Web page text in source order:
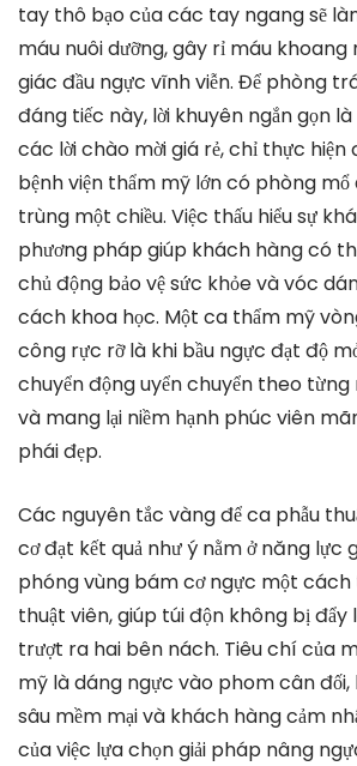
tay thô bạo của các tay ngang sẽ
máu nuôi dưỡng, gây rỉ máu khoang
giác đầu ngực vĩnh viễn. Để phòng
đáng tiếc này, lời khuyên ngắn gọn
các lời chào mời giá rẻ, chỉ thực hiện
bệnh viện thẩm mỹ lớn có phòng
trùng một chiều. Việc thấu hiểu sự
phương pháp giúp khách hàng có
chủ động bảo vệ sức khỏe và vóc
cách khoa học. Một ca thẩm mỹ
công rực rỡ là khi bầu ngực đạt độ
chuyển động uyển chuyển theo từng
và mang lại niềm hạnh phúc viên
phái đẹp.
Các nguyên tắc vàng để ca phẫu
cơ đạt kết quả như ý nằm ở năng lực
phóng vùng bám cơ ngực một cách
thuật viên, giúp túi độn không bị
trượt ra hai bên nách. Tiêu chí của
mỹ là dáng ngực vào phom cân
sâu mềm mại và khách hàng cảm
của việc lựa chọn giải pháp nâng